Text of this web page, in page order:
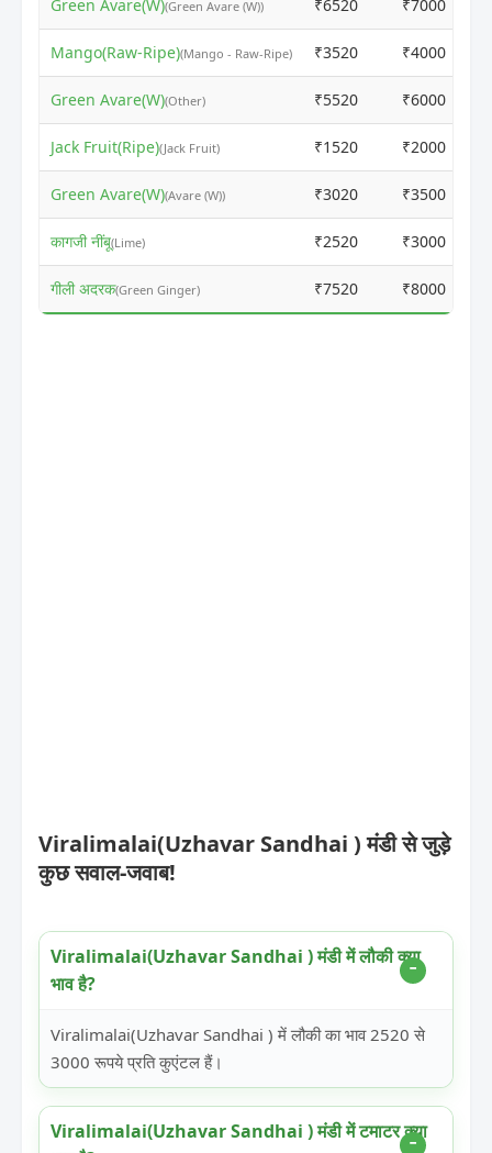
Green Avare(W)(Green Avare (W)) ₹6520 ₹7000
Mango(Raw-Ripe)(Mango - Raw-Ripe) ₹3520 ₹4000
Green Avare(W)(Other) ₹5520 ₹6000
Jack Fruit(Ripe)(Jack Fruit) ₹1520 ₹2000
Green Avare(W)(Avare (W)) ₹3020 ₹3500
कागजी नींबू(Lime) ₹2520 ₹3000
गीली अदरक(Green Ginger) ₹7520 ₹8000
Viralimalai(Uzhavar Sandhai ) मंडी से जुड़े
कुछ सवाल-जवाब!
Viralimalai(Uzhavar Sandhai ) मंडी में लौकी क्या
भाव है?
Viralimalai(Uzhavar Sandhai ) में लौकी का भाव 2520 से
3000 रूपये प्रति कुएंटल हैं।
Viralimalai(Uzhavar Sandhai ) मंडी में टमाटर क्या